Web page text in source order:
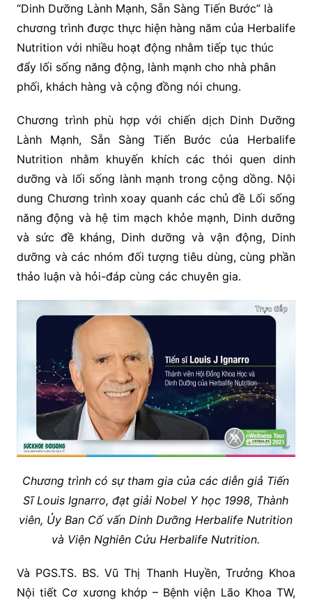
“Dinh Dưỡng Lành Mạnh, Sẵn Sàng Tiến Bước” là
chương trình được thực hiện hàng năm của Herbalife
Nutrition với nhiều hoạt động nhằm tiếp tục thúc
đẩy lối sống năng động, lành mạnh cho nhà phân
phối, khách hàng và cộng đồng nói chung.
Chương trình phù hợp với chiến dịch Dinh Dưỡng
Lành Mạnh, Sẵn Sàng Tiến Bước của Herbalife
Nutrition nhằm khuyến khích các thói quen dinh
dưỡng và lối sống lành mạnh trong cộng dồng. Nội
dung Chương trình xoay quanh các chủ đề Lối sống
năng động và hệ tim mạch khỏe mạnh, Dinh dưỡng
và sức đề kháng, Dinh dưỡng và vận động, Dinh
dưỡng và các nhóm đối tượng tiêu dùng, cùng phần
thảo luận và hỏi-đáp cùng các chuyên gia.
Chương trình có sự tham gia của các diễn giả Tiến
Sĩ Louis Ignarro, đạt giải Nobel Y học 1998, Thành
viên, Ủy Ban Cố vấn Dinh Dưỡng Herbalife Nutrition
và Viện Nghiên Cứu Herbalife Nutrition.
Và PGS.TS. BS. Vũ Thị Thanh Huyền, Trưởng Khoa
Nội tiết Cơ xương khớp – Bệnh viện Lão Khoa TW,